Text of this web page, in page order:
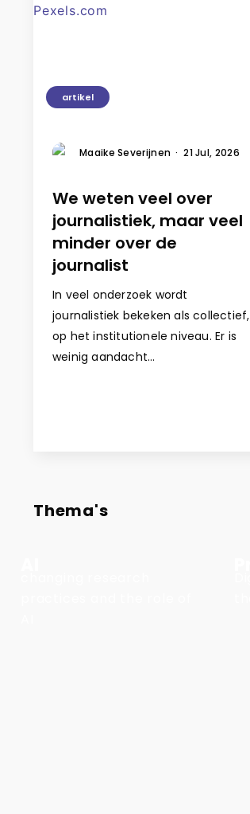
artikel
Maaike Severijnen · 21 Jul, 2026
We weten veel over
journalistiek, maar veel
minder over de
journalist
In veel onderzoek wordt
journalistiek bekeken als collectief,
op het institutionele niveau. Er is
weinig aandacht…
Thema's